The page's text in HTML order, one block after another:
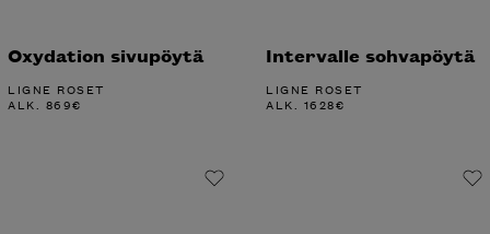
Oxydation sivupöytä
LIGNE ROSET
ALK. 869€
Intervalle sohvapöytä
LIGNE ROSET
ALK. 1628€